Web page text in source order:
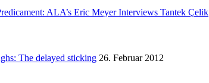
ALA’s Eric Meyer Interviews Tantek Çelik
The delayed sticking 26. Februar 2012